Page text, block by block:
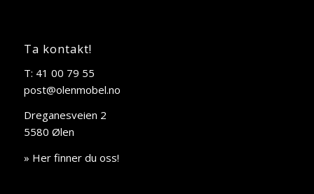
Ta kontakt!
T: 41 00 79 55
post@olenmobel.no
Dreganesveien 2
5580 Ølen
» Her finner du oss!